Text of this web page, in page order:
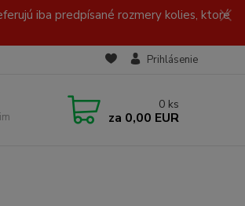
iba predpísané rozmery kolies, ktoré
Prihlásenie
0 ks
za 0,00 EUR